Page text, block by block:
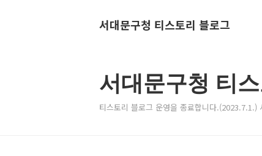
서대문구청 티스토리 블로그
서대문구청 티
티스토리 블로그 운영을 종료합니다.(2023.7.1.)